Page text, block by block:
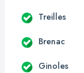
Treilles
Brenac
Ginoles